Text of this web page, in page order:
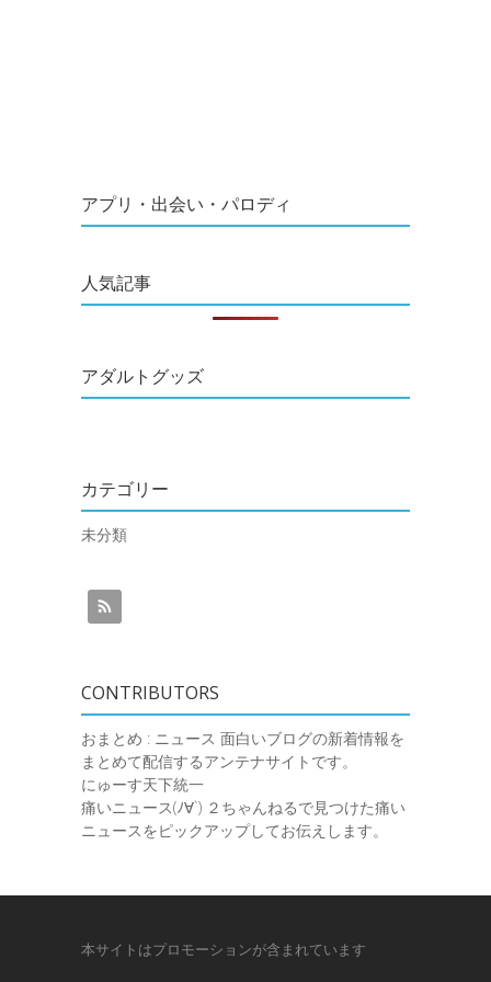
アプリ・出会い・パロディ
人気記事
アダルトグッズ
カテゴリー
未分類
CONTRIBUTORS
おまとめ : ニュース 面白いブログの新着情報を
まとめて配信するアンテナサイトです。
にゅーす天下統一
痛いニュース(ﾉ∀`) ２ちゃんねるで見つけた痛い
ニュースをピックアップしてお伝えします。
本サイトはプロモーションが含まれています